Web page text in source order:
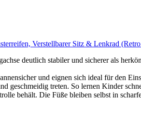
Verstellbarer Sitz & Lenkrad
deutlich stabiler und sicherer als
und eignen sich ideal für den
geschmeidig treten. So lernen Kinder
behält. Die Füße bleiben selbst in